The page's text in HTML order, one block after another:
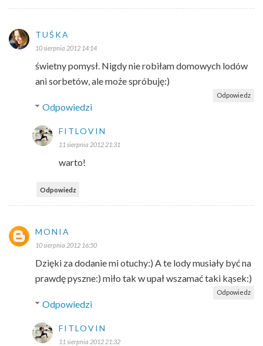
TUŚKA
10 sierpnia 2012 14:14
świetny pomysł. Nigdy nie robiłam domowych lodów
ani sorbetów, ale może spróbuję:)
Odpowiedz
Odpowiedzi
FITLOVIN
11 sierpnia 2012 21:31
warto!
Odpowiedz
MONIA
10 sierpnia 2012 16:50
Dzięki za dodanie mi otuchy:) A te lody musiały być na
prawdę pyszne:) miło tak w upał wszamać taki kąsek:)
Odpowiedz
Odpowiedzi
FITLOVIN
11 sierpnia 2012 21:32